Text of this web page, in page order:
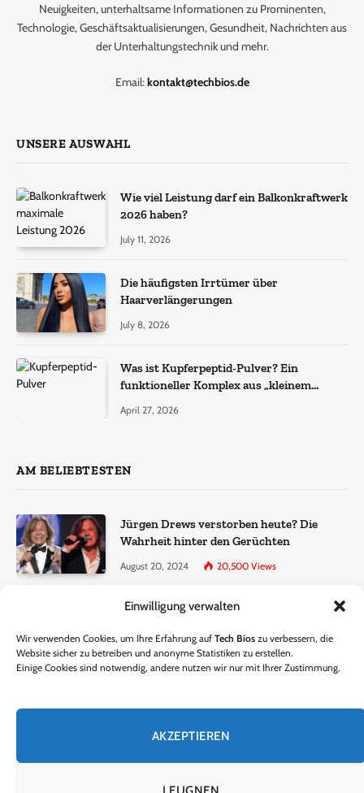
Einwilligung verwalten
Wir verwenden Cookies, um Ihre Erfahrung auf Tech Bios zu verbessern, die
Website sicher zu betreiben und anonyme Statistiken zu erstellen.
Einige Cookies sind notwendig, andere nutzen wir nur mit Ihrer Zustimmung.
AKZEPTIEREN
Neuigkeiten, unterhaltsame Informationen zu Prominenten,
Technologie, Geschäftsaktualisierungen, Gesundheit, Nachrichten aus
der Unterhaltungstechnik und mehr.
Email:kontakt@techbios.de
UNSERE AUSWAHL
Wie viel Leistung darf ein Balkonkraftwerk
2026 haben?
July 11, 2026
Die häufigsten Irrtümer über
Haarverlängerungen
July 8, 2026
Was ist Kupferpeptid-Pulver? Ein
funktioneller Komplex aus „kleinem
April 27, 2026
AM BELIEBTESTEN
Jürgen Drews verstorben heute? Die
Wahrheit hinter den Gerüchten
August 20, 2024 20,500 Views
Ralf Dammasch Traueranzeige:
June 26, 2024 13,286Views
hinter den Gerüchten
October 5, 2024 9,301